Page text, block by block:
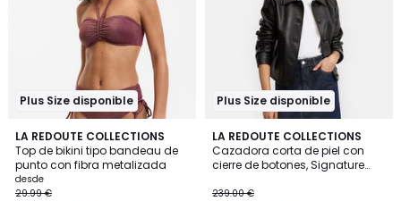
Plus Size disponible
LA REDOUTE COLLECTIONS
Top de bikini tipo bandeau de
punto con fibra metalizada
desde
29.99 €
5
/
5
2
Colores
Plus Size disponible
LA REDOUTE COLLECTIONS
Cazadora corta de piel con
cierre de botones, Signature
239.00 €
4,5
/ 5
2
Colores